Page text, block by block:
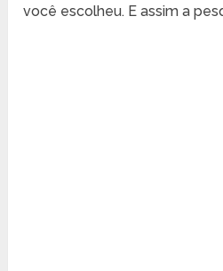
você escolheu. E assim a